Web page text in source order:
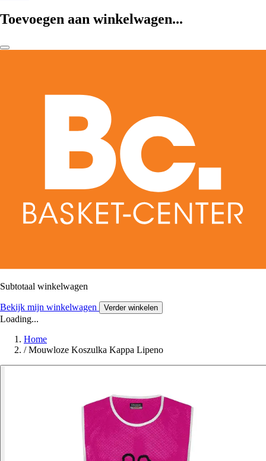
Toevoegen aan winkelwagen...
Subtotaal winkelwagen
Bekijk mijn winkelwagen Verder winkelen
Loading...
Home
/ Mouwloze Koszulka Kappa Lipeno